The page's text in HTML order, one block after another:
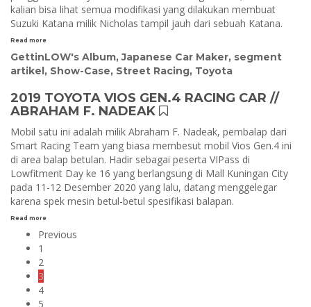
kalian bisa lihat semua modifikasi yang dilakukan membuat
Suzuki Katana milik Nicholas tampil jauh dari sebuah Katana.
Read more
GettinLOW's Album,Japanese Car Maker, segment
artikel, Show-Case, Street Racing, Toyota
2019 TOYOTA VIOS GEN.4 RACING CAR //
ABRAHAM F. NADEAK
Mobil satu ini adalah milik Abraham F. Nadeak, pembalap dari
Smart Racing Team yang biasa membesut mobil Vios Gen.4 ini
di area balap betulan. Hadir sebagai peserta VIPass di
Lowfitment Day ke 16 yang berlangsung di Mall Kuningan City
pada 11-12 Desember 2020 yang lalu, datang menggelegar
karena spek mesin betul-betul spesifikasi balapan.
Read more
Previous
1
2
3
4
5